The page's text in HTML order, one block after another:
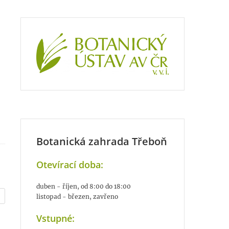
Botanická zahrada Třeboň
Otevírací doba:
duben - říjen, od 8:00 do 18:00
listopad - březen, zavřeno
Vstupné: